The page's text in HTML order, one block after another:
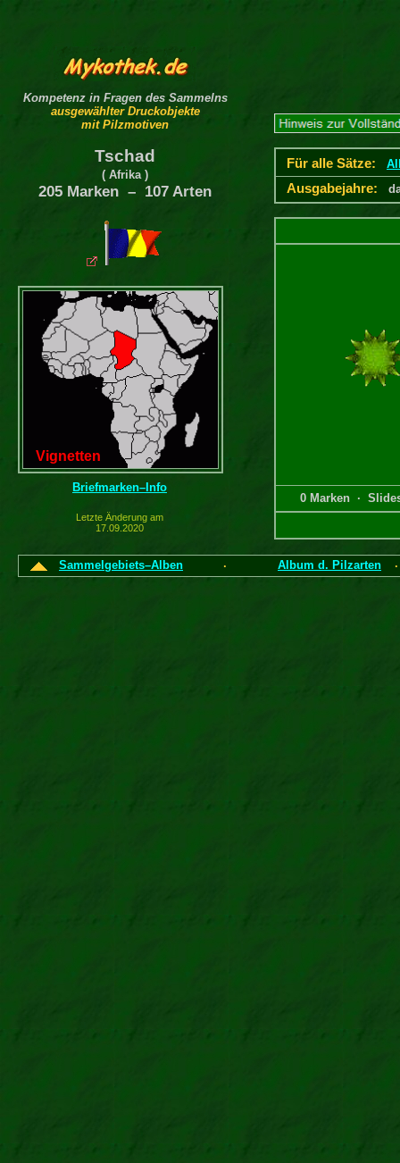
Kompetenz in Fragen des Sammelns
ausgewählter Druckobjekte
mit Pilzmotiven
Tschad
( Afrika )
205 Marken – 107 Arten
Briefmarken–Info
Letzte Änderung am
17.09.2020
Vignetten
Für alle Sätze:
Ausgabejahre:
0 Marken ·
Sammelgebiets–Alben · Album d. Pilzarten